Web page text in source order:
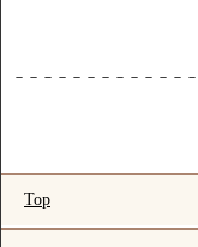
－－－－－－－－－－－－
Top